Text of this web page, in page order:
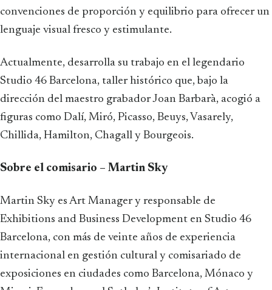
convenciones de proporción y equilibrio para ofrecer un
lenguaje visual fresco y estimulante.
Actualmente, desarrolla su trabajo en el legendario
Studio 46 Barcelona, taller histórico que, bajo la
dirección del maestro grabador Joan Barbarà, acogió a
figuras como Dalí, Miró, Picasso, Beuys, Vasarely,
Chillida, Hamilton, Chagall y Bourgeois.
Sobre el comisario – Martin Sky
Martin Sky es Art Manager y responsable de
Exhibitions and Business Development en Studio 46
Barcelona, con más de veinte años de experiencia
internacional en gestión cultural y comisariado de
exposiciones en ciudades como Barcelona, Mónaco y